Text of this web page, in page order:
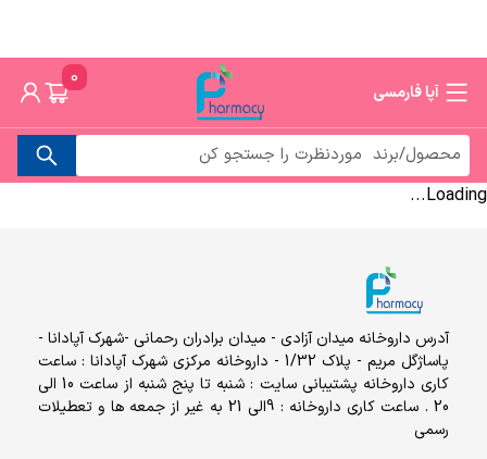
آپا فارمسی
0
Loading...
آدرس داروخانه میدان آزادی - میدان برادران رحمانی -شهرک آپادانا -
پاساژگل مریم - پلاک 1/32 - داروخانه مرکزی شهرک آپادانا : ساعت
کاری داروخانه پشتیبانی سایت : شنبه تا پنج شنبه از ساعت 10 الی
20 . ساعت کاری داروخانه : 9الی 21 به غیر از جمعه ها و تعطیلات
رسمی